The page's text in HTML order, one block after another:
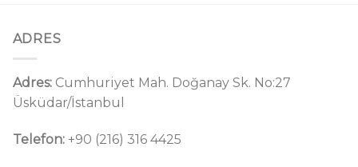
ADRES
Adres:Cumhuriyet Mah. Doğanay Sk. No:27
Üsküdar/İstanbul
Telefon:+90 (216) 316 4425